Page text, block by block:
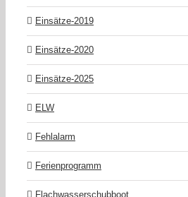
Einsätze-2019
Einsätze-2020
Einsätze-2025
ELW
Fehlalarm
Ferienprogramm
Flachwasserschubboot